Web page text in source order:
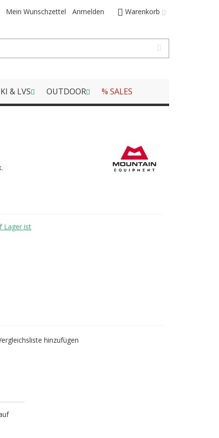
Warenkorb
Mein Wunschzettel Anmelden
& LVS OUTDOOR % SALES
Lager ist
hinzufügen